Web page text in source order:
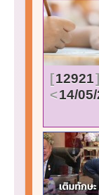
12921
14/